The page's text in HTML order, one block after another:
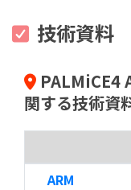
技術資料
PALMiCE4
関する技術資
ARM